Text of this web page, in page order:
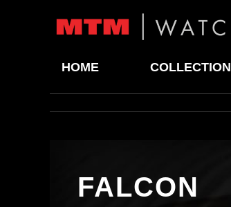
HOME COLLECTION
FALCON